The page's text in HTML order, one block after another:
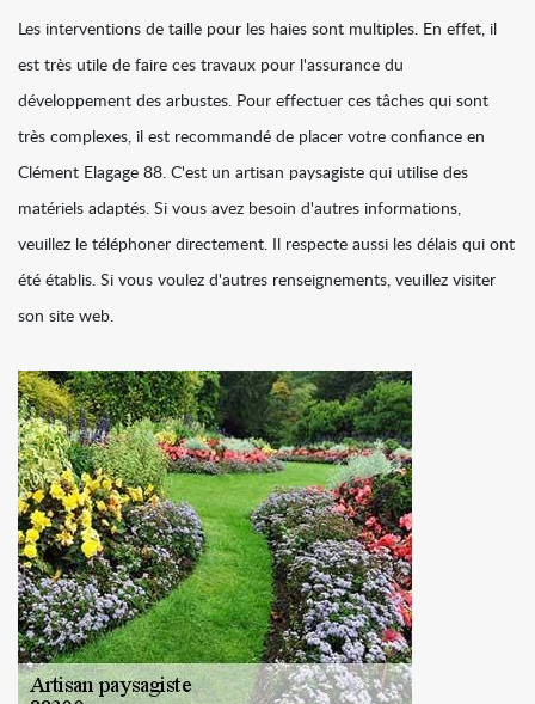
Les interventions de taille pour les haies sont multiples. En effet, il
est très utile de faire ces travaux pour l'assurance du
développement des arbustes. Pour effectuer ces tâches qui sont
très complexes, il est recommandé de placer votre confiance en
Clément Elagage 88. C'est un artisan paysagiste qui utilise des
matériels adaptés. Si vous avez besoin d'autres informations,
veuillez le téléphoner directement. Il respecte aussi les délais qui ont
été établis. Si vous voulez d'autres renseignements, veuillez visiter
son site web.